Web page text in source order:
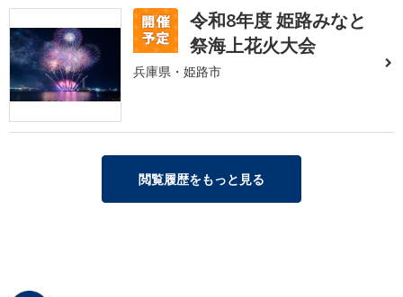
令和8年度 姫路みなと
祭海上花火大会
兵庫県・姫路市
閲覧履歴をもっと見る